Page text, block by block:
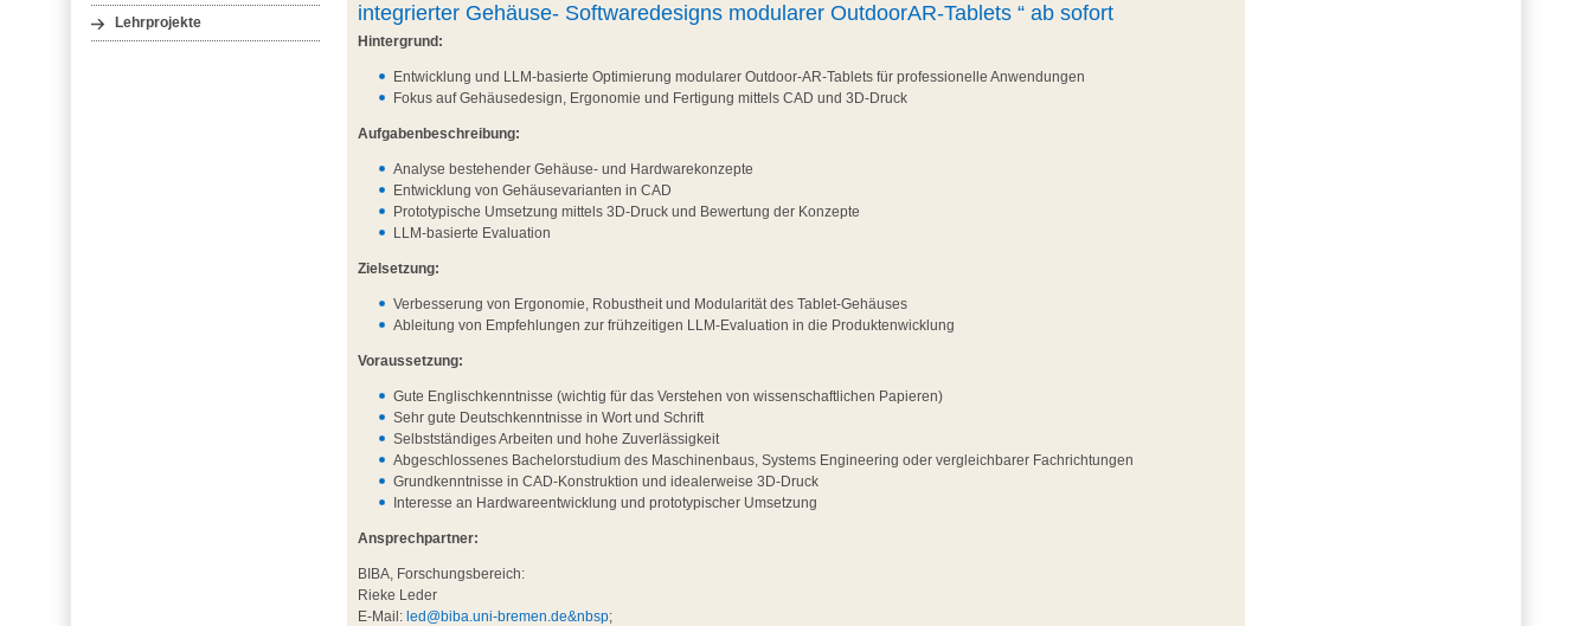
Lehrprojekte
integrierter Gehäuse- Softwaredesigns modularer OutdoorAR-Tablets “ ab sofort
Hintergrund:
Entwicklung und LLM-basierte Optimierung modularer Outdoor-AR-Tablets für professionelle Anwendungen
Fokus auf Gehäusedesign, Ergonomie und Fertigung mittels CAD und 3D-Druck
Aufgabenbeschreibung:
Analyse bestehender Gehäuse- und Hardwarekonzepte
Entwicklung von Gehäusevarianten in CAD
Prototypische Umsetzung mittels 3D-Druck und Bewertung der Konzepte
LLM-basierte Evaluation
Zielsetzung:
Verbesserung von Ergonomie, Robustheit und Modularität des Tablet-Gehäuses
Ableitung von Empfehlungen zur frühzeitigen LLM-Evaluation in die Produktenwicklung
Voraussetzung:
Gute Englischkenntnisse (wichtig für das Verstehen von wissenschaftlichen Papieren)
Sehr gute Deutschkenntnisse in Wort und Schrift
Selbstständiges Arbeiten und hohe Zuverlässigkeit
Abgeschlossenes Bachelorstudium des Maschinenbaus, Systems Engineering oder vergleichbarer Fachrichtungen
Grundkenntnisse in CAD-Konstruktion und idealerweise 3D-Druck
Interesse an Hardwareentwicklung und prototypischer Umsetzung
Ansprechpartner:
BIBA, Forschungsbereich:
Rieke Leder
E-Mail:led@biba.uni-bremen.de&nbsp;